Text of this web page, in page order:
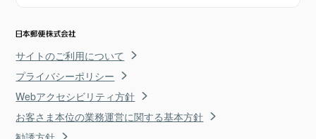
サイトのご利用について
プライバシーポリシー
Webアクセシビリティ方針
お客さま本位の業務運営に関する基本方針